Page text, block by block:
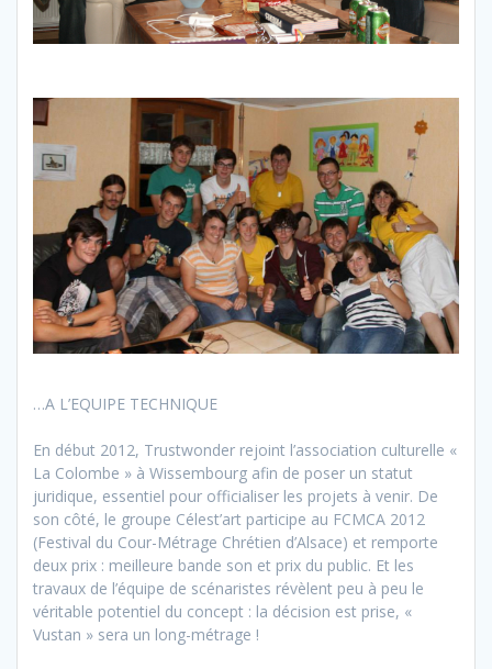
…A L’EQUIPE TECHNIQUE
En début 2012, Trustwonder rejoint l’association culturelle «
La Colombe » à Wissembourg afin de poser un statut
juridique, essentiel pour officialiser les projets à venir. De
son côté, le groupe Célest’art participe au FCMCA 2012
(Festival du Cour-Métrage Chrétien d’Alsace) et remporte
deux prix : meilleure bande son et prix du public. Et les
travaux de l’équipe de scénaristes révèlent peu à peu le
véritable potentiel du concept : la décision est prise, «
Vustan » sera un long-métrage !